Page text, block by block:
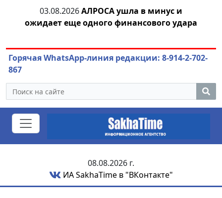
03.08.2026АЛРОСА ушла в минус и
ожидает еще одного финансового удара
Горячая WhatsApp-линия редакции: 8-914-2-702-
867
08.08.2026 г.
ИА SakhaTime в "ВКонтакте"